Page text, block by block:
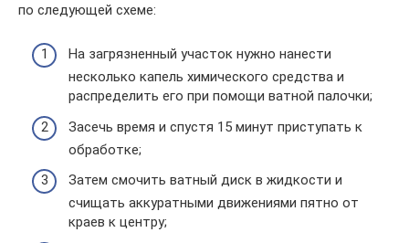
по следующей схеме:
На загрязненный участок нужно нанести
несколько капель химического средства и
распределить его при помощи ватной палочки;
Засечь время и спустя 15 минут приступать к
обработке;
Затем смочить ватный диск в жидкости и
счищать аккуратными движениями пятно от
краев к центру;